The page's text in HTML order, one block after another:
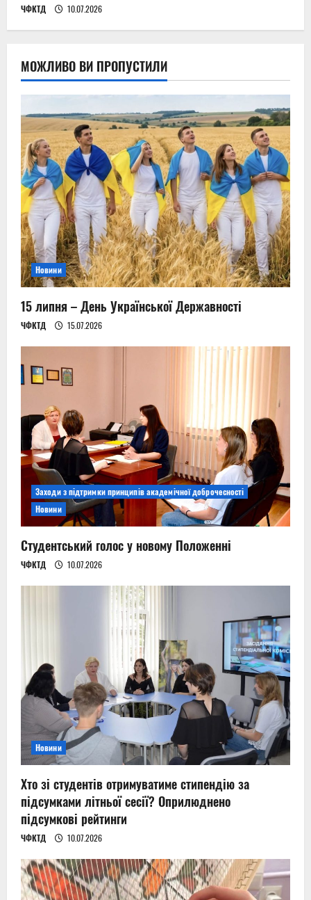
ЧФКТД 10.07.2026
МОЖЛИВО ВИ ПРОПУСТИЛИ
Новини
15 липня – День Української Державності
ЧФКТД 15.07.2026
Заходи з підтримки принципів академічної доброчесності
Новини
Студентський голос у новому Положенні
ЧФКТД 10.07.2026
Новини
Хто зі студентів отримуватиме стипендію за
підсумками літньої сесії? Оприлюднено
підсумкові рейтинги
ЧФКТД 10.07.2026